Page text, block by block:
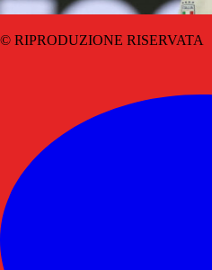
© RIPRODUZIONE RISERVATA